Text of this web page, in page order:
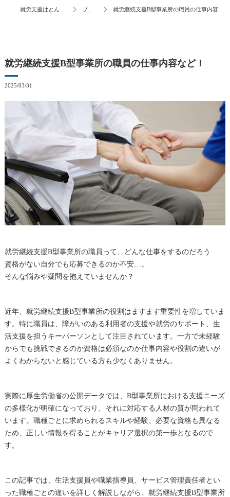
ブログ 就労継続支援B型事業所の職員の仕事内容など！
就労継続支援B型事業所の職員の仕事内容など！
2025/03/31
就労継続支援B型事業所の職員って、どんな仕事をするのだろう
資格がない自分でも応募できるのか不安…。
そんな悩みや疑問を抱えていませんか？
近年、就労継続支援B型事業所の役割はますます重要性を増していま
す。特に職員は、障がいのある利用者の支援や就労のサポート、生
活支援を担うキーパーソンとして注目されています。一方で未経験
からでも挑戦できるのか資格は必須なのか仕事内容や役割の違いが
よくわからないと感じている方も少なくありません。
実際に厚生労働省の公開データでは、B型事業所における支援ニーズ
の多様化が明確になっており、それに対応する人材の質が問われて
います。職種ごとに求められるスキルや経験、必要な資格も異なる
ため、正しい情報を得ることがキャリア選択の第一歩となるので
す。
この記事では、生活支援員や職業指導員、サービス管理責任者とい
った職種ごとの違いを詳しく解説しながら、就労継続支援B型事業所